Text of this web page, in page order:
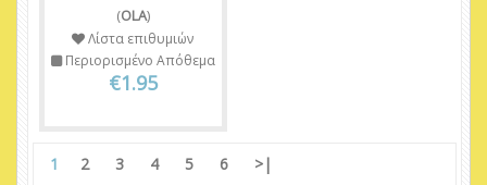
(OLA)
Λίστα επιθυμιών
Περιορισμένο Απόθεμα
€1.95
1 2 3 4 5 6
>|